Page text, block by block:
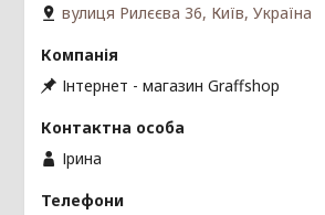
вулиця Рилєєва 36, Київ, Україна
Інтернет - магазин Graffshop
Ірина